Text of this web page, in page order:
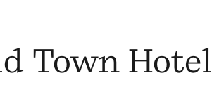
Town Hotel